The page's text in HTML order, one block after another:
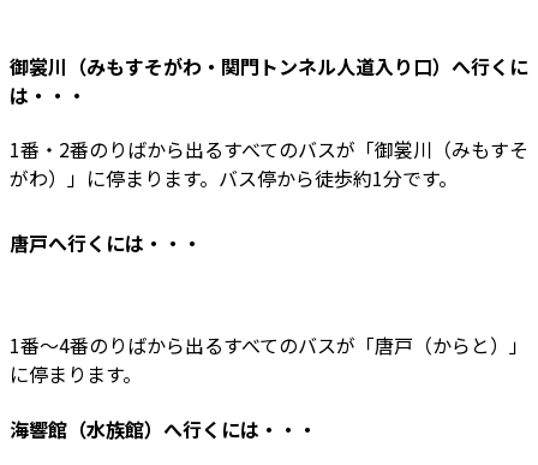
御裳川（みもすそがわ・関門トンネル人道入り口） へ行くに
は・・・
1番・2番のりばから出るすべてのバスが「御裳川（みもすそ
がわ）」に停まります。バス停から徒歩約1分です。
唐戸へ行くには・・・
1番～4番のりばから出るすべてのバスが「唐戸（からと）」
に停まります。
海響館（水族館） へ行くには・・・